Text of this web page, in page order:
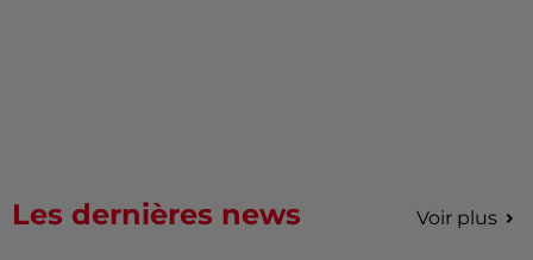
Les dernières news Voir plus